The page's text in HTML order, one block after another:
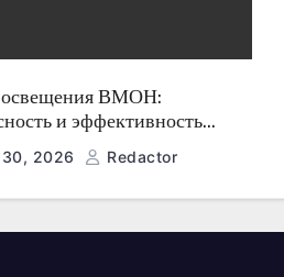
ВМОН:
и эффективность
2026 Redactor